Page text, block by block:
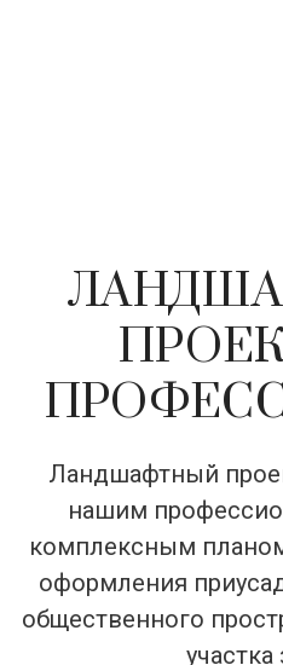
Ландшафтный
нашим
комплексным
оформления
общественного